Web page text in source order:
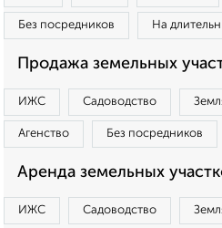
Без посредников На
Продажа земельных
ИЖС Садоводство
Агенство Без посредников
Аренда земельных
ИЖС Садоводство